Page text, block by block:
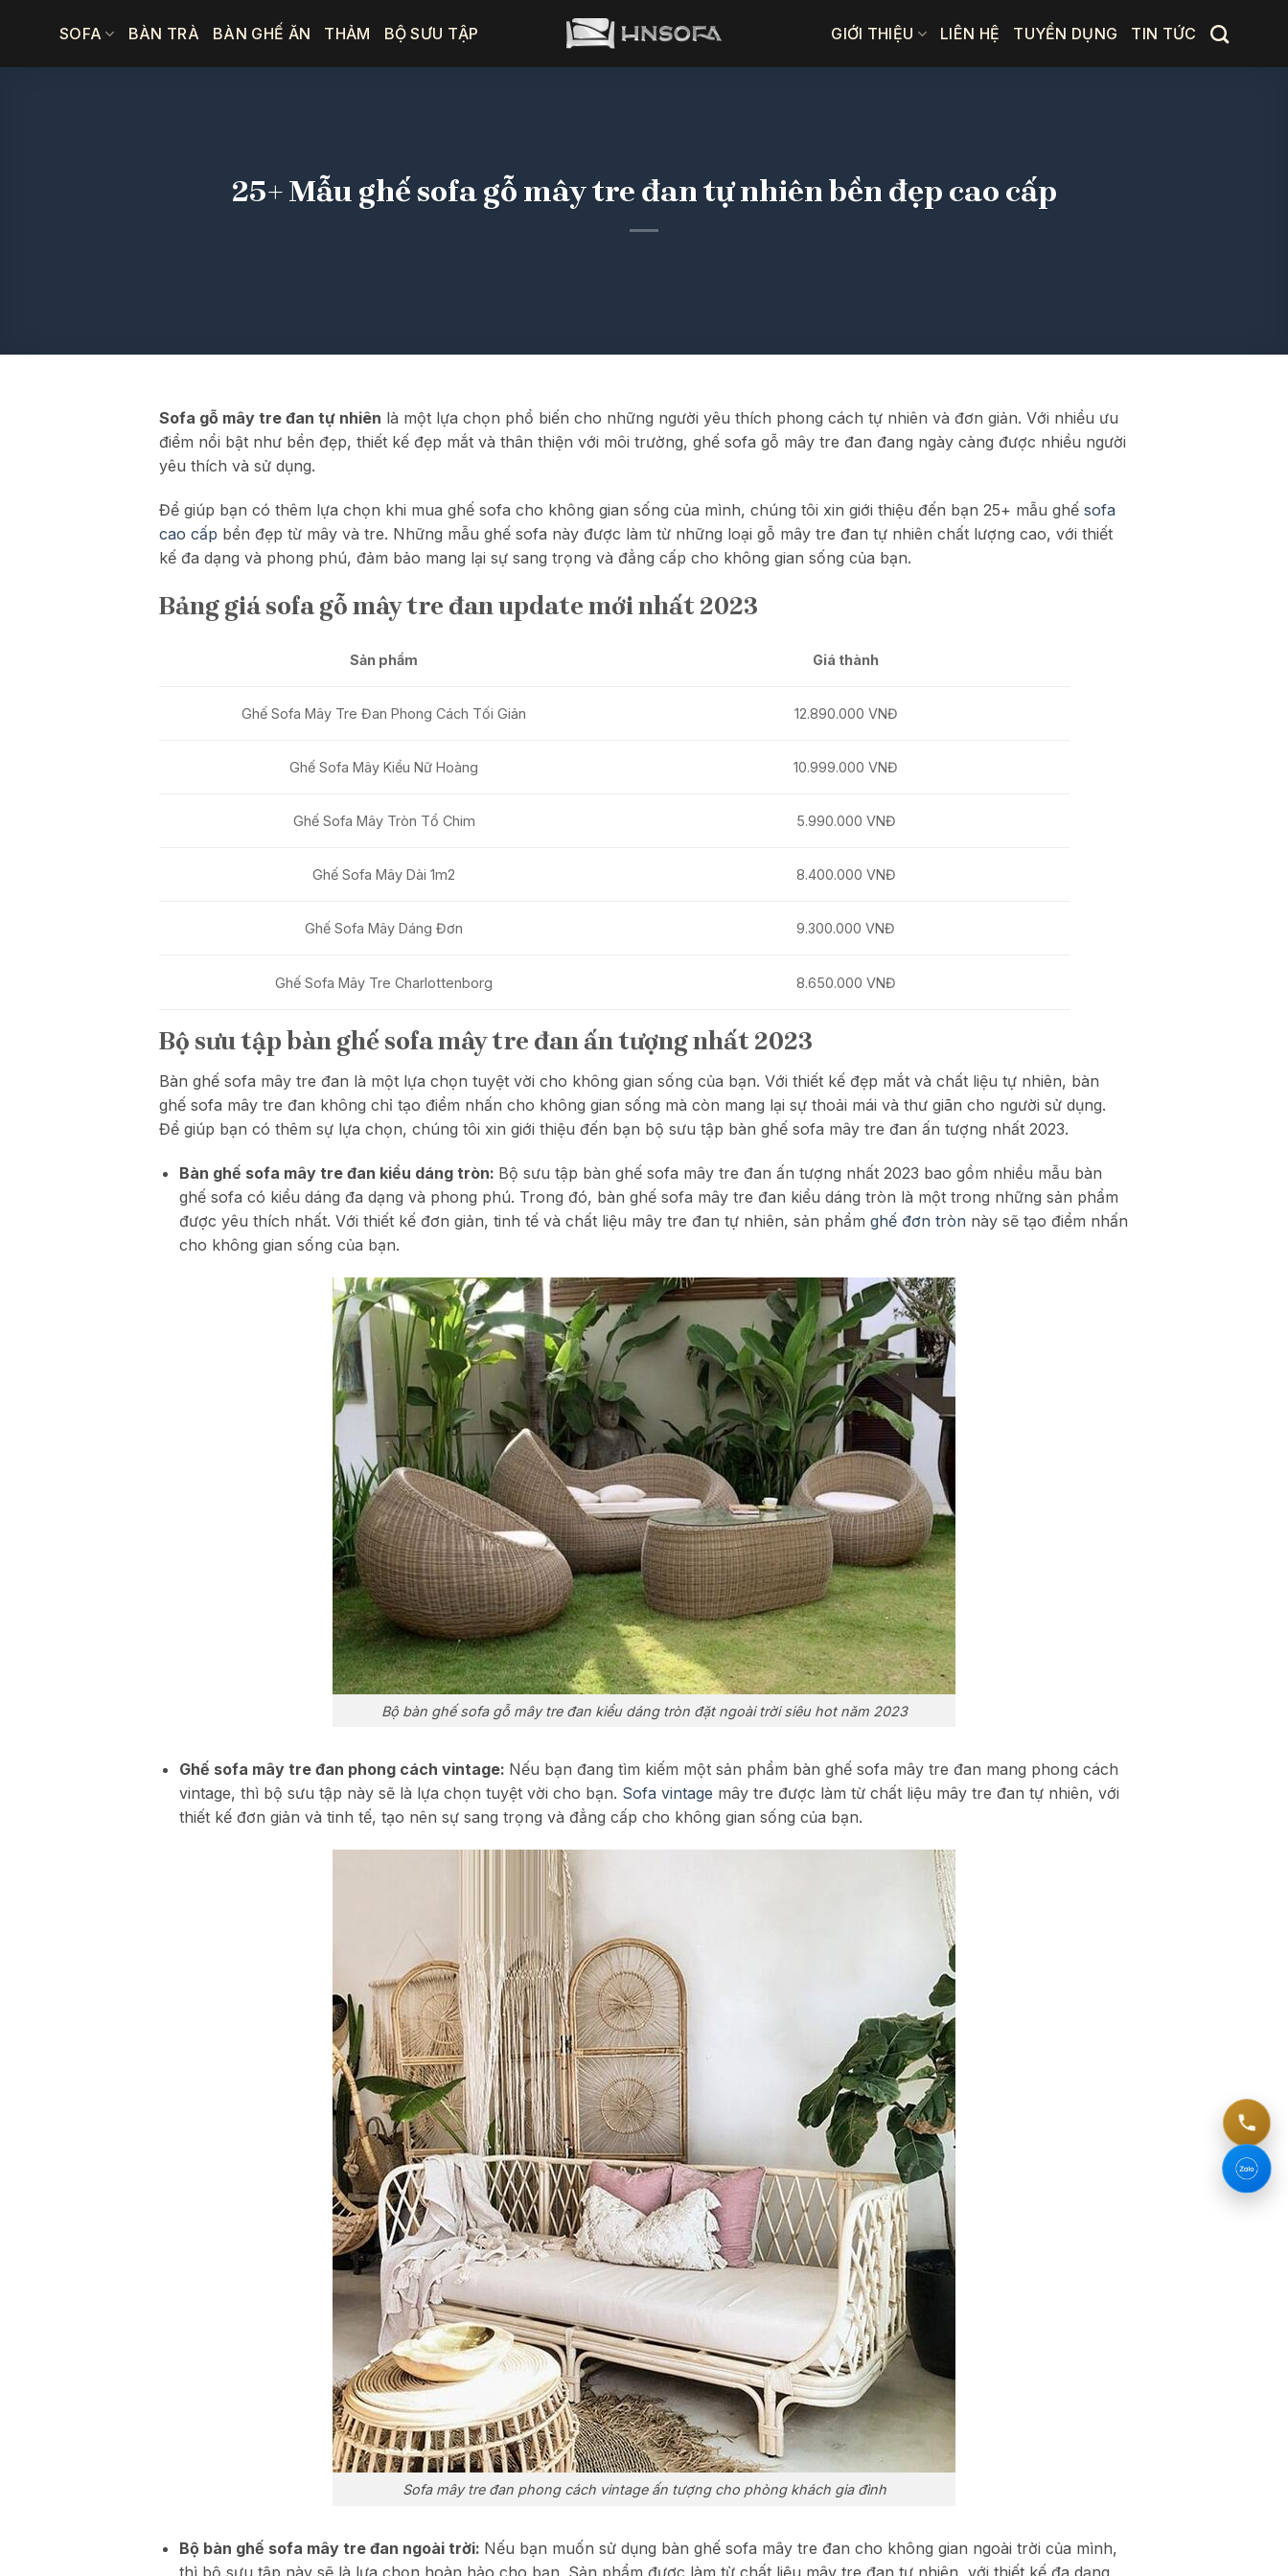
SOFA BÀN TRÀ BÀN GHẾ ĂN THẢM BỘ SƯU TẬP GIỚI THIỆU LIÊN HỆ TUYỂN DỤNG TIN TỨC
25+ Mẫu ghế sofa gỗ mây tre đan tự nhiên bền đẹp cao cấp
Sofa gỗ mây tre đan tự nhiên là một lựa chọn phổ biến cho những người yêu thích phong cách tự nhiên và đơn giản. Với nhiều ưu
điểm nổi bật như bền đẹp, thiết kế đẹp mắt và thân thiện với môi trường, ghế sofa gỗ mây tre đan đang ngày càng được nhiều người
yêu thích và sử dụng.
Để giúp bạn có thêm lựa chọn khi mua ghế sofa cho không gian sống của mình, chúng tôi xin giới thiệu đến bạn 25+ mẫu ghếsofa
cao cấp bền đẹp từ mây và tre. Những mẫu ghế sofa này được làm từ những loại gỗ mây tre đan tự nhiên chất lượng cao, với thiết
kế đa dạng và phong phú, đảm bảo mang lại sự sang trọng và đẳng cấp cho không gian sống của bạn.
Bảng giá sofa gỗ mây tre đan update mới nhất 2023
Sản phẩm Giá thành
Ghế Sofa Mây Tre Đan Phong Cách Tối Giản 12.890.000 VNĐ
Ghế Sofa Mây Kiểu Nữ Hoàng 10.999.000 VNĐ
Ghế Sofa Mây Tròn Tổ Chim 5.990.000 VNĐ
Ghế Sofa Mây Dài 1m2 8.400.000 VNĐ
Ghế Sofa Mây Dáng Đơn 9.300.000 VNĐ
Ghế Sofa Mây Tre Charlottenborg 8.650.000 VNĐ
Bộ sưu tập bàn ghế sofa mây tre đan ấn tượng nhất 2023
Bàn ghế sofa mây tre đan là một lựa chọn tuyệt vời cho không gian sống của bạn. Với thiết kế đẹp mắt và chất liệu tự nhiên, bàn
ghế sofa mây tre đan không chỉ tạo điểm nhấn cho không gian sống mà còn mang lại sự thoải mái và thư giãn cho người sử dụng.
Để giúp bạn có thêm sự lựa chọn, chúng tôi xin giới thiệu đến bạn bộ sưu tập bàn ghế sofa mây tre đan ấn tượng nhất 2023.
Bàn ghế sofa mây tre đan kiểu dáng tròn: Bộ sưu tập bàn ghế sofa mây tre đan ấn tượng nhất 2023 bao gồm nhiều mẫu bàn
ghế sofa có kiểu dáng đa dạng và phong phú. Trong đó, bàn ghế sofa mây tre đan kiểu dáng tròn là một trong những sản phẩm
được yêu thích nhất. Với thiết kế đơn giản, tinh tế và chất liệu mây tre đan tự nhiên, sản phẩm ghế đơn tròn này sẽ tạo điểm nhấn
cho không gian sống của bạn.
Bộ bàn ghế sofa gỗ mây tre đan kiểu dáng tròn đặt ngoài trời siêu hot năm 2023
Ghế sofa mây tre đan phong cách vintage: Nếu bạn đang tìm kiếm một sản phẩm bàn ghế sofa mây tre đan mang phong cách
vintage, thì bộ sưu tập này sẽ là lựa chọn tuyệt vời cho bạn. Sofa vintage mây tre được làm từ chất liệu mây tre đan tự nhiên, với
thiết kế đơn giản và tinh tế, tạo nên sự sang trọng và đẳng cấp cho không gian sống của bạn.
Sofa mây tre đan phong cách vintage ấn tượng cho phòng khách gia đình
Bộ bàn ghế sofa mây tre đan ngoài trời: Nếu bạn muốn sử dụng bàn ghế sofa mây tre đan cho không gian ngoài trời của mình,
thì bộ sưu tập này sẽ là lựa chọn hoàn hảo cho bạn. Sản phẩm được làm từ chất liệu mây tre đan tự nhiên, với thiết kế đa dạng